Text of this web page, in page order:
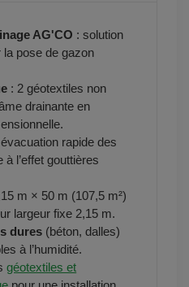
AG'CO : solution
la pose de gazon
: 2 géotextiles non
drainante en
rapide des
l’effet gouttières
m × 50 m (107,5 m²)
largeur fixe 2,15 m.
dures (béton, dalles)
à l’humidité.
géotextiles et